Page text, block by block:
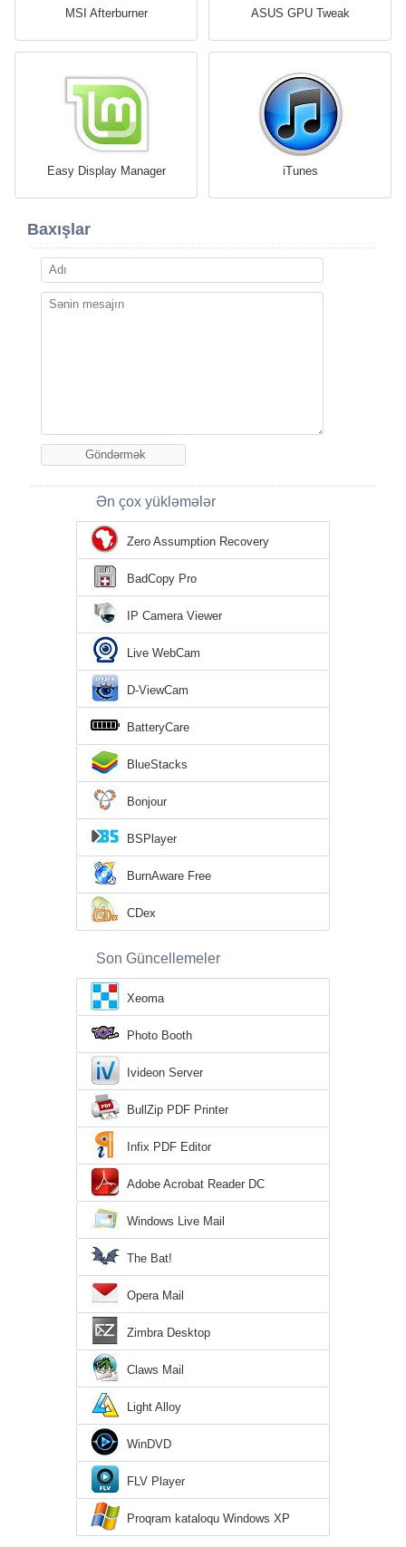
MSI Afterburner ASUS GPU Tweak
Easy Display Manager iTunes
Baxışlar
Ən çox yükləmələr
Zero Assumption Recovery
BadCopy Pro
IP Camera Viewer
Live WebCam
D-ViewCam
BatteryCare
BlueStacks
Bonjour
BSPlayer
BurnAware Free
CDex
Son Güncellemeler
Xeoma
Photo Booth
Ivideon Server
BullZip PDF Printer
Infix PDF Editor
Adobe Acrobat Reader DC
Windows Live Mail
The Bat!
Opera Mail
Zimbra Desktop
Claws Mail
Light Alloy
WinDVD
FLV Player
Proqram kataloqu Windows XP